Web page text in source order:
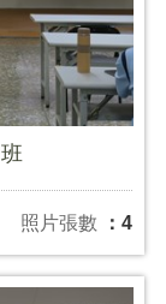
照片張數 ：4